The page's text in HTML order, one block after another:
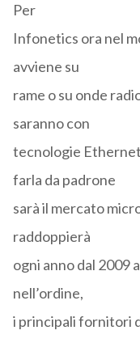
Per
Infonetics ora nel
avviene su
rame o su onde
saranno con
tecnologie
farla da padrone
sarà il mercato
raddoppierà
ogni anno dal 2009
nell’ordine,
i principali fornitori